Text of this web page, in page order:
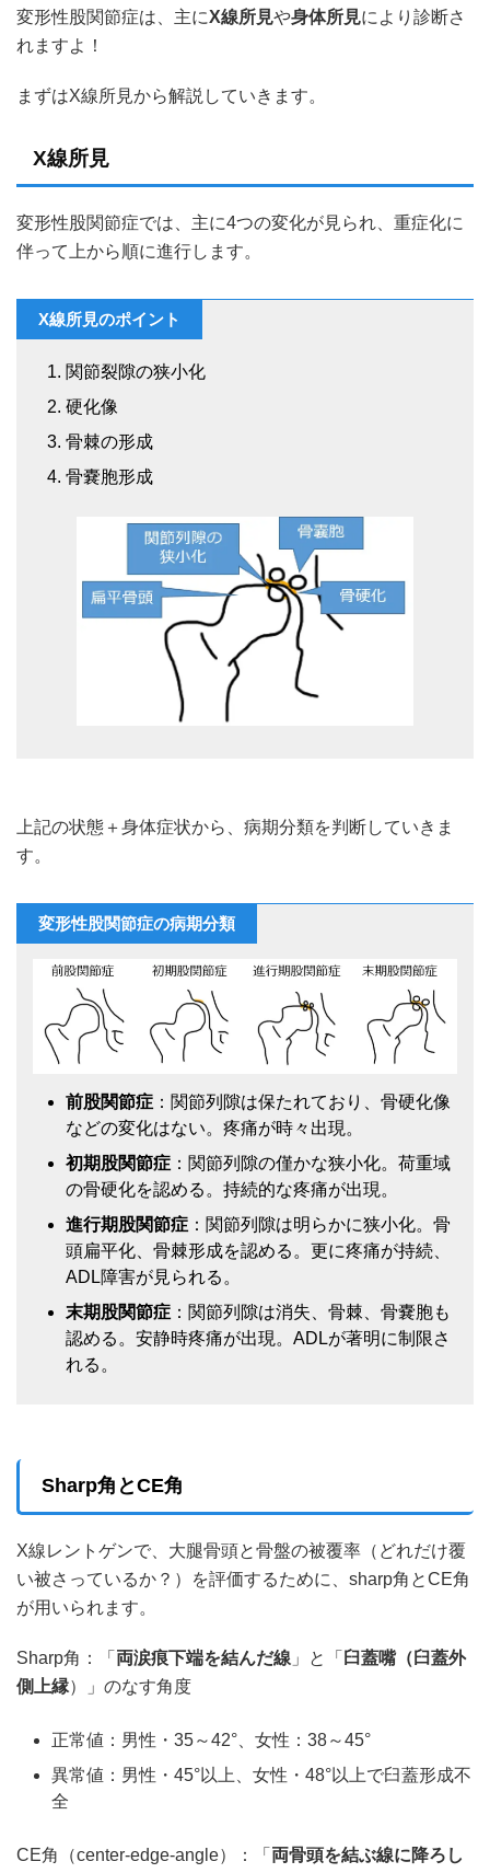
変形性股関節症は、主にX線所見や身体所見により診断さ
れますよ！
まずはX線所見から解説していきます。
X線所見
変形性股関節症では、主に4つの変化が見られ、重症化に
伴って上から順に進行します。
X線所見のポイント
関節裂隙の狭小化
硬化像
骨棘の形成
骨嚢胞形成
上記の状態＋身体症状から、病期分類を判断していきま
す。
変形性股関節症の病期分類
前股関節症 ：関節列隙は保たれており、骨硬化像
などの変化はない。疼痛が時々出現。
初期股関節症 ：関節列隙の僅かな狭小化。荷重域
の骨硬化を認める。持続的な疼痛が出現。
進行期股関節症 ：関節列隙は明らかに狭小化。骨
頭扁平化、骨棘形成を認める。更に疼痛が持続、
ADL障害が見られる。
末期股関節症 ：関節列隙は消失、骨棘、骨嚢胞も
認める。安静時疼痛が出現。ADLが著明に制限さ
れる。
Sharp角とCE角
X線レントゲンで、大腿骨頭と骨盤の被覆率（どれだけ覆
い被さっているか？）を評価するために、sharp角とCE角
が用いられます。
Sharp角：「 両涙痕下端を結んだ線 」と「 臼蓋嘴（臼蓋外
側上縁）」のなす角度
正常値：男性・35～42°、女性：38～45°
異常値：男性・45°以上、女性・48°以上で臼蓋形成不
全
CE角（center-edge-angle）：「 両骨頭を結ぶ線に降ろし